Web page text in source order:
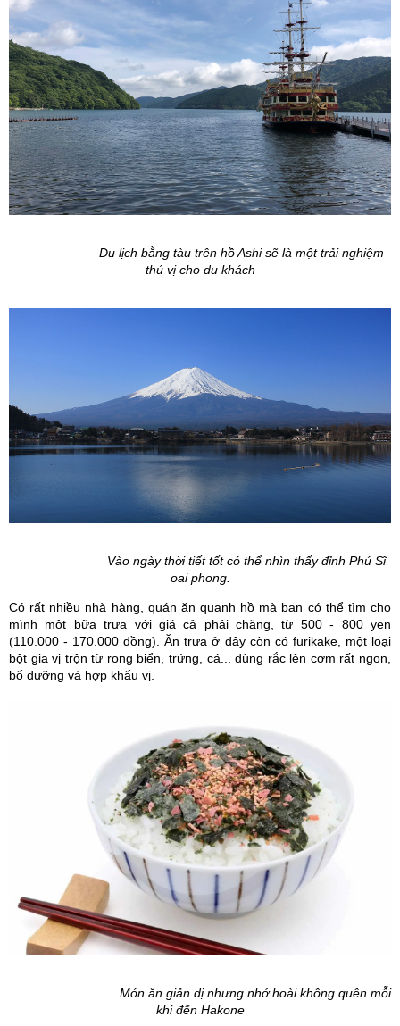
Du lịch bằng tàu trên hồ Ashi sẽ là một trải nghiệm
thú vị cho du khách
Vào ngày thời tiết tốt có thể nhìn thấy đỉnh Phú Sĩ
oai phong.
Có rất nhiều nhà hàng, quán ăn quanh hồ mà bạn có thể tìm cho
mình một bữa trưa với giá cả phải chăng, từ 500 - 800 yen
(110.000 - 170.000 đồng). Ăn trưa ở đây còn có furikake, một loại
bột gia vị trộn từ rong biển, trứng, cá... dùng rắc lên cơm rất ngon,
bổ dưỡng và hợp khẩu vị.
Món ăn giản dị nhưng nhớ hoài không quên mỗi
khi đến Hakone